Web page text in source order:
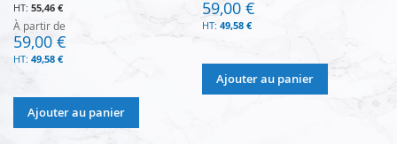
55,46 €
À partir de
59,00 €
49,58 €
Ajouter au panier
59,00 €
49,58 €
Ajouter au panier